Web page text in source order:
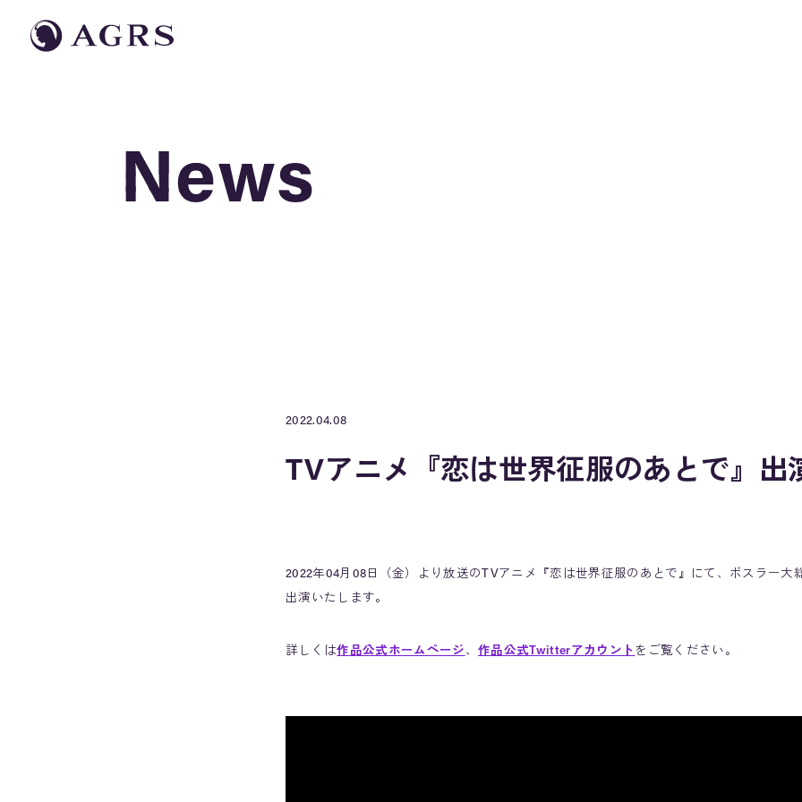
News
News
2022.04.08
TVアニメ『恋は世界征服のあとで』出
2022年04月08日（金）より放送のTVアニメ『恋は世界征服のあとで』にて、ボスラー大
出演いたします。
詳しくは作品公式ホームページ 、作品公式Twitterアカウント をご覧ください。